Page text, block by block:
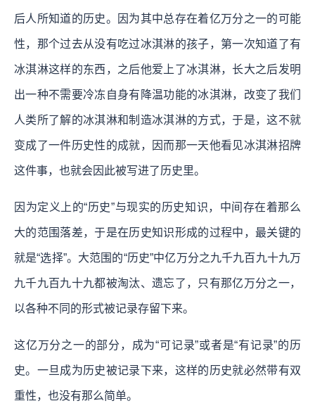
后人所知道的历史。因为其中总存在着亿万分之一的可能
性，那个过去从没有吃过冰淇淋的孩子，第一次知道了有
冰淇淋这样的东西，之后他爱上了冰淇淋，长大之后发明
出一种不需要冷冻自身有降温功能的冰淇淋，改变了我们
人类所了解的冰淇淋和制造冰淇淋的方式，于是，这不就
变成了一件历史性的成就，因而那一天他看见冰淇淋招牌
这件事，也就会因此被写进了历史里。
因为定义上的“历史”与现实的历史知识，中间存在着那么
大的范围落差，于是在历史知识形成的过程中，最关键的
就是“选择”。大范围的“历史”中亿万分之九千九百九十九万
九千九百九十九都被淘汰、遗忘了，只有那亿万分之一，
以各种不同的形式被记录存留下来。
这亿万分之一的部分，成为“可记录”或者是“有记录”的历
史。一旦成为历史被记录下来，这样的历史就必然带有双
重性，也没有那么简单。